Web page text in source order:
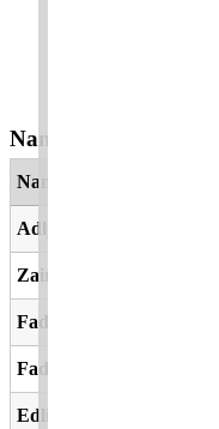
Nama Yang Berkaitan
Nama
Adlynna
Zairah
Fadlan
Fadlia
Edlina